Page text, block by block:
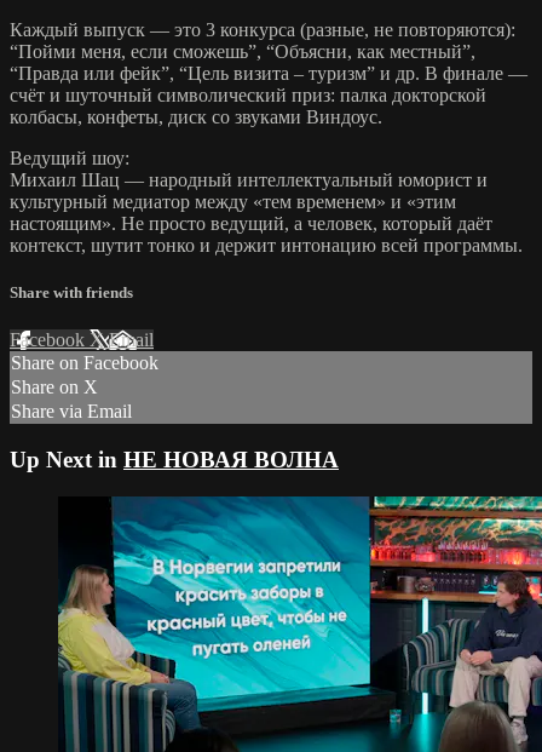
Каждый выпуск — это 3 конкурса (разные, не повторяются):
“Пойми меня, если сможешь”, “Объясни, как местный”,
“Правда или фейк”, “Цель визита – туризм” и др. В финале —
счёт и шуточный символический приз: палка докторской
колбасы, конфеты, диск со звуками Виндоус.
Ведущий шоу:
Михаил Шац — народный интеллектуальный юморист и
культурный медиатор между «тем временем» и «этим
настоящим». Не просто ведущий, а человек, который даёт
контекст, шутит тонко и держит интонацию всей программы.
Share with friends
Facebook XEmail
Share on Facebook
Share on X
Share via Email
Up Next in НЕ НОВАЯ ВОЛНА